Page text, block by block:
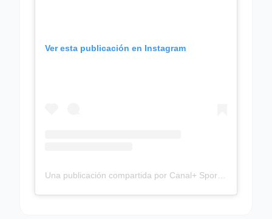
Ver esta publicación en Instagram